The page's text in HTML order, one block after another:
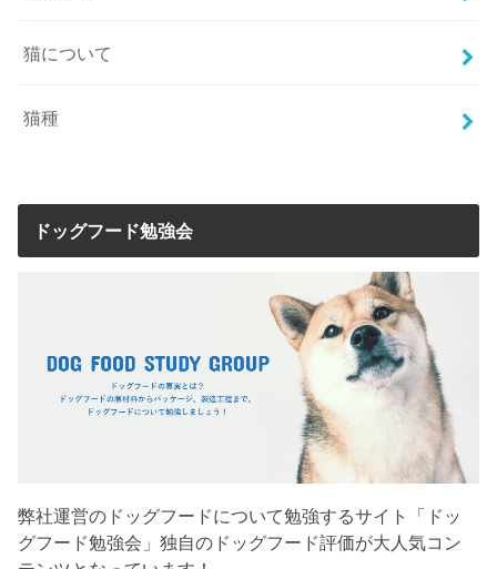
猫について
猫種
ドッグフード勉強会
弊社運営のドッグフードについて勉強するサイト「ドッ
グフード勉強会」独自のドッグフード評価が大人気コン